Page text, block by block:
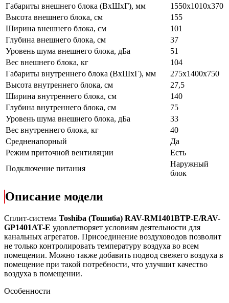
Габариты внешнего блока (ВхШхГ), мм
1550x1010x370
Высота внешнего блока, см
155
Ширина внешнего блока, см
101
Глубина внешнего блока, см
37
Уровень шума внешнего блока, дБа
51
Вес внешнего блока, кг
104
Габариты внутреннего блока (ВхШхГ), мм
275x1400x750
Высота внутреннего блока, см
27,5
Ширина внутреннего блока, см
140
Глубина внутреннего блока, см
75
Уровень шума внешнего блока, дБа
33
Вес внутреннего блока, кг
40
Средненапорный
Да
Режим приточной вентиляции
Есть
Подключение питания
Наружный
блок
Описание модели
Сплит-система Toshiba (Тошиба) RAV-RM1401BTP-E/RAV-
GP1401AT-E удовлетворяет условиям деятельности для
канальных агрегатов. Присоединение воздуховодов позволит
не только контролировать температуру воздуха во всем
помещении. Можно также добавить подвод свежего воздуха в
помещение при такой потребности, что улучшит качество
воздуха в помещении.
Особенности